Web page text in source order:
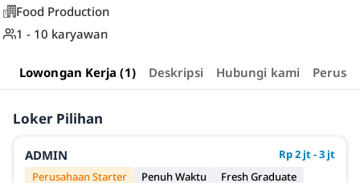
Food Production
1 - 10 karyawan
Lowongan Kerja (1) Deskripsi Hubungi kami
Loker Pilihan
ADMIN
Rp 2 jt - 3 jt
Perusahaan Starter
Penuh Waktu
Fresh Graduate